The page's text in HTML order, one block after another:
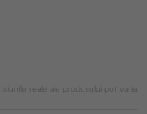
reale ale produsului pot varia.